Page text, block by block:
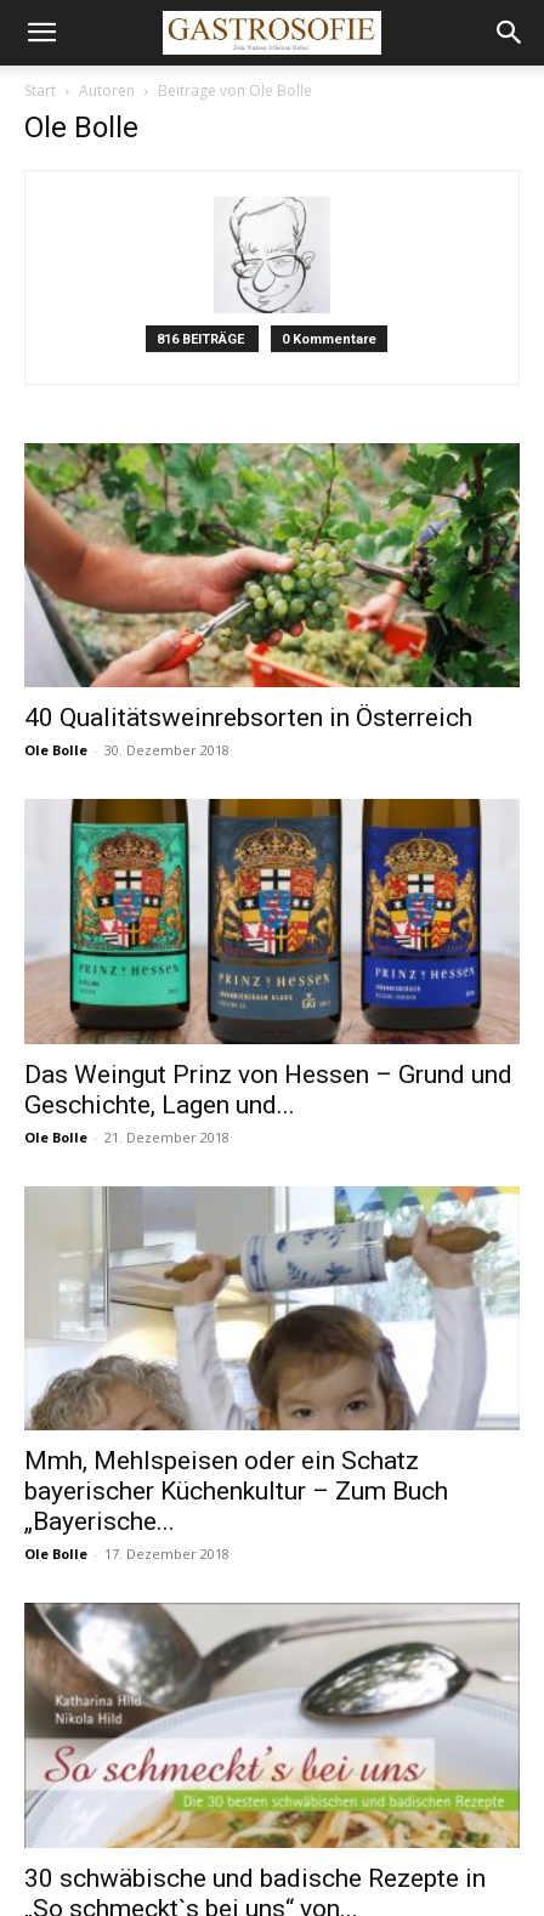
Start Autoren Beiträge von Ole Bolle
Ole Bolle
816 BEITRÄGE 0 Kommentare
40 Qualitätsweinrebsorten in Österreich
Ole Bolle - 30. Dezember 2018
Das Weingut Prinz von Hessen – Grund und
Geschichte, Lagen und...
Ole Bolle - 21. Dezember 2018
Mmh, Mehlspeisen oder ein Schatz
bayerischer Küchenkultur – Zum Buch
„Bayerische...
Ole Bolle - 17. Dezember 2018
30 schwäbische und badische Rezepte in
„So schmeckt`s bei uns“ von...